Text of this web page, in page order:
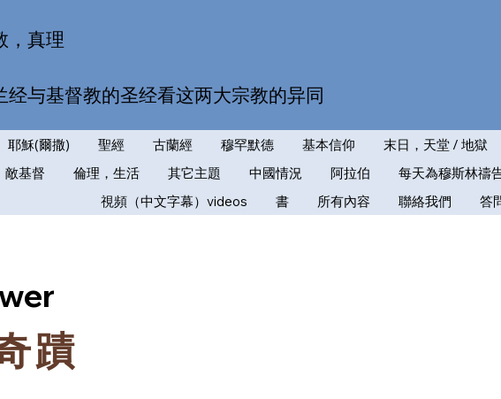
，真理
经与基督教的圣经看这两大宗教的异同
耶穌(爾撒) 聖經 古蘭經 穆罕默德 基本信仰
末日，天堂 / 地獄
敵基督 倫理，生活 其它主題 中國情況 阿拉伯
每天為穆斯林禱
視頻（中文字幕）videos
書 所有內容 聯絡我們 答
蹟